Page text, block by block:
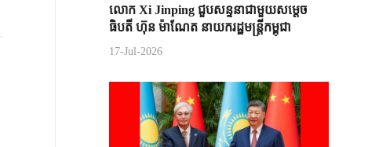
លោក Xi Jinping ជួបសន្ទនាជាមួយសម្តេច
ធិបតី ហ៊ុន ម៉ាណែត នាយករដ្ឋមន្ត្រីកម្ពុជា
17-Jul-2026